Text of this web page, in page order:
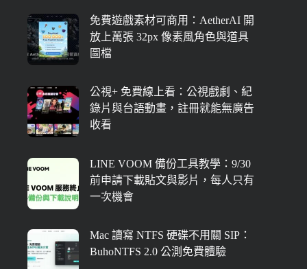
免費遊戲素材可商用：AetherAI 開
放上萬張 32px 像素風角色與道具
圖檔
公視+ 免費線上看：公視戲劇、紀
錄片與台語動畫，註冊就能無廣告
收看
LINE VOOM 備份工具教學：9/30
前申請下載貼文與影片，每人只有
一次機會
Mac 讀寫 NTFS 硬碟不用關 SIP：
BuhoNTFS 2.0 公測免費體驗